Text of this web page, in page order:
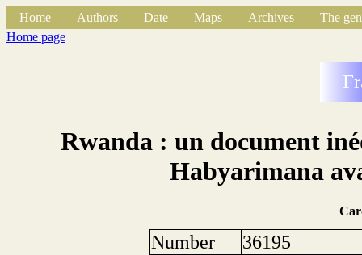
Home Authors Date Maps Archives
The
Home page
Rwanda : un document
Habyarimana
Number
36195